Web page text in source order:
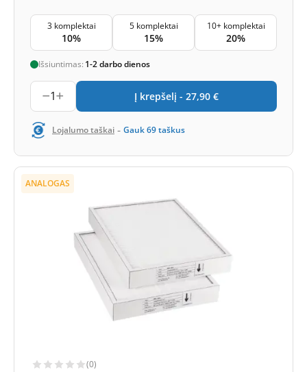
3 komplektai
10%
5 komplektai
15%
10+ komplektai
20%
Išsiuntimas: 1-2 darbo dienos
1 Į krepšelį - 27,90 €
Lojalumo taškai - Gauk69taškus
ANALOGAS
(0)